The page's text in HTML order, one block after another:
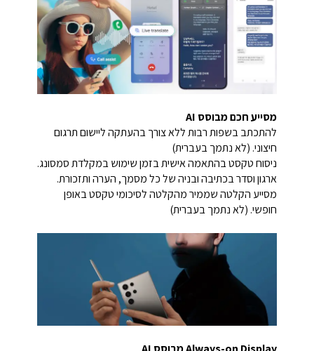
מסייע חכם מבוסס AI
להתכתב בשפות רבות ללא צורך בהעתקה ליישום תרגום
חיצוני. (לא נתמך בעברית)
ניסוח טקסט בהתאמה אישית בזמן שימוש במקלדת סמסונג.
ארגון וסדר בכתיבה ובניה של כל מסמך, הערה ותזכורת.
מסייע הקלטה שממיר מהקלטה לסיכומי טקסט באופן
חופשי. (לא נתמך בעברית)